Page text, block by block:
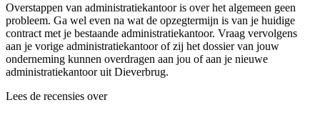
Overstappen van administratiekantoor is over het algemeen geen
probleem. Ga wel even na wat de opzegtermijn is van je huidige
contract met je bestaande administratiekantoor. Vraag vervolgens
aan je vorige administratiekantoor of zij het dossier van jouw
onderneming kunnen overdragen aan jou of aan je nieuwe
administratiekantoor uit Dieverbrug.
Lees de recensies over